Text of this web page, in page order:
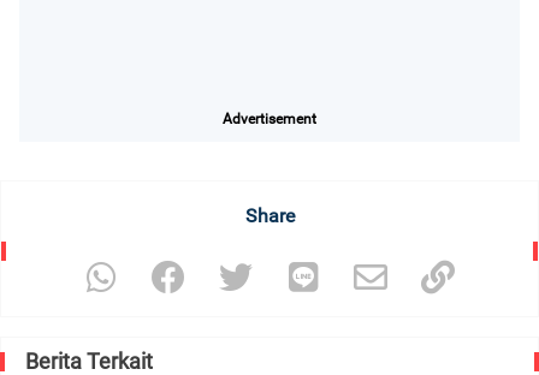
Advertisement
Share
Berita Terkait